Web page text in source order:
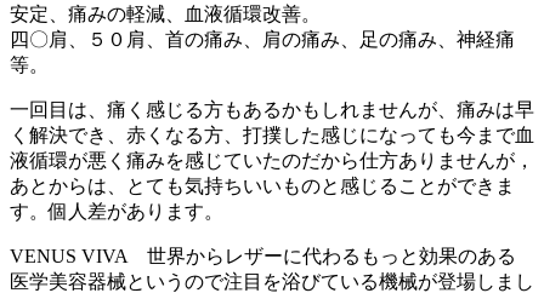
安定、痛みの軽減、血液循環改善。
四〇肩、５０肩、首の痛み、肩の痛み、足の痛み、神経痛
等。
一回目は、痛く感じる方もあるかもしれませんが、痛みは早
く解決でき、赤くなる方、打撲した感じになっても今まで血
液循環が悪く痛みを感じていたのだから仕方ありませんが，
あとからは、とても気持ちいいものと感じることができま
す。個人差があります。
VENUS VIVA 世界からレザーに代わるもっと効果のある
医学美容器械というので注目を浴びている機械が登場しまし